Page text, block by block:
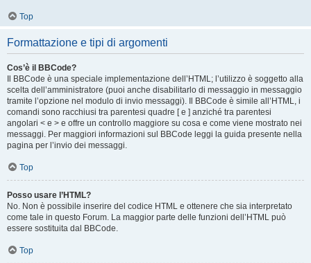
Top
Formattazione e tipi di argomenti
Cos’è il BBCode?
Il BBCode è una speciale implementazione dell’HTML; l’utilizzo è soggetto alla
scelta dell’amministratore (puoi anche disabilitarlo di messaggio in messaggio
tramite l’opzione nel modulo di invio messaggi). Il BBCode è simile all’HTML, i
comandi sono racchiusi tra parentesi quadre [ e ] anziché tra parentesi
angolari < e > e offre un controllo maggiore su cosa e come viene mostrato nei
messaggi. Per maggiori informazioni sul BBCode leggi la guida presente nella
pagina per l’invio dei messaggi.
Top
Posso usare l’HTML?
No. Non è possibile inserire del codice HTML e ottenere che sia interpretato
come tale in questo Forum. La maggior parte delle funzioni dell’HTML può
essere sostituita dal BBCode.
Top